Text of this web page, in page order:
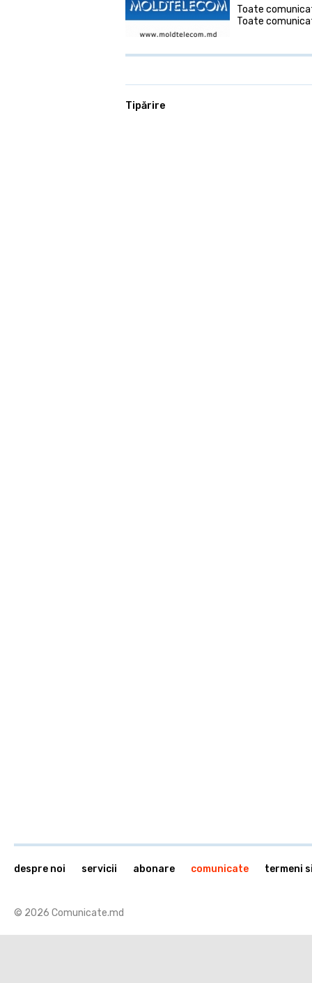
Toate
Toate
Tipărire
© 2026 Comunicate.md
despre noi servicii abonare comunicate termeni